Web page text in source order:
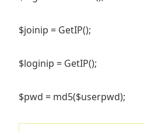
$joinip = GetIP();
$loginip = GetIP();
$pwd = md5($userpwd);